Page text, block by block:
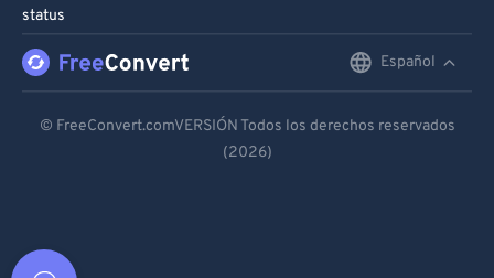
status
Español
Español
© FreeConvert.comVERSIÓN Todos los derechos reservados
(2026)